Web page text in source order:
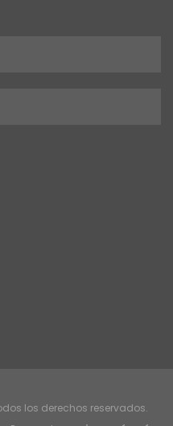
los derechos reservados.